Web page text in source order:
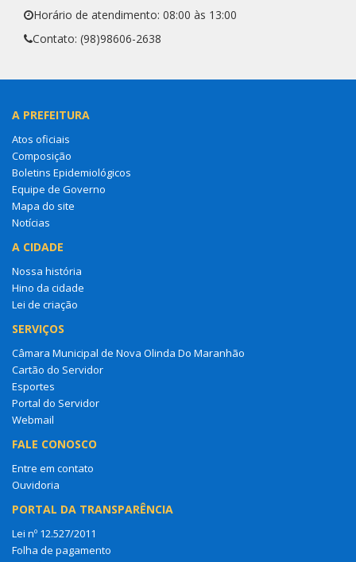
Horário de atendimento: 08:00 às 13:00
Contato: (98)98606-2638
A PREFEITURA
Atos oficiais
Composição
Boletins Epidemiológicos
Equipe de Governo
Mapa do site
Notícias
A CIDADE
Nossa história
Hino da cidade
Lei de criação
SERVIÇOS
Câmara Municipal de Nova Olinda Do Maranhão
Cartão do Servidor
Esportes
Portal do Servidor
Webmail
FALE CONOSCO
Entre em contato
Ouvidoria
PORTAL DA TRANSPARÊNCIA
Lei nº 12.527/2011
Folha de pagamento